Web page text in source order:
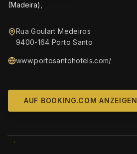
(Madeira),
Rua Goulart Medeiros
9400-164 Porto Santo
www.portosantohotels.com/
AUF BOOKING.COM ANZEIGEN